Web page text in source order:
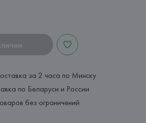
за 2 часа по Минску
по Беларуси и России
без ограничений